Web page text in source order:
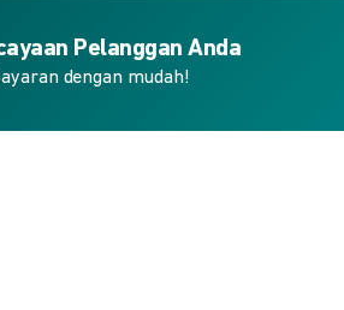
Pelanggan Anda
dengan mudah!